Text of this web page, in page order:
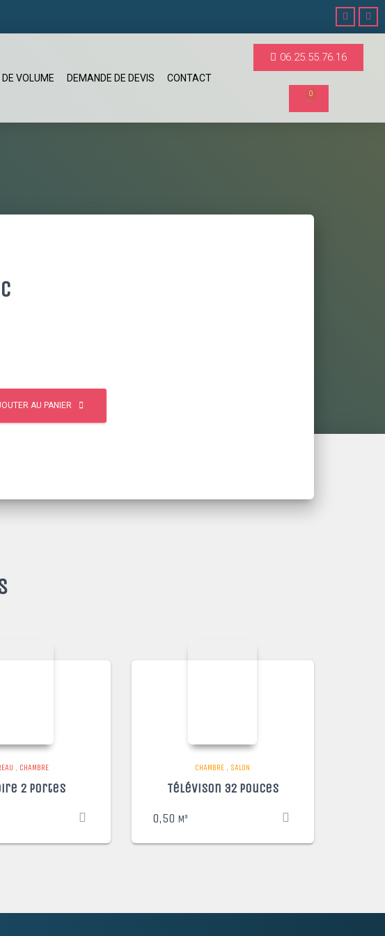
VOLUME DEMANDE DE DEVIS CONTACT
06.25.55.76.16
AU PANIER
CHAMBRE
2 portes
CHAMBRE SALON
Télévison 32 pouces
0,50